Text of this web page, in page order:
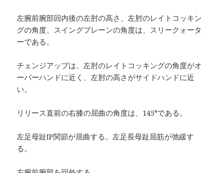
左腕前腕部回内後の左肘の高さ、左肘のレイトコッキン
グの角度、スイングプレーンの角度は、スリークォータ
ーである。
チェンジアップは、左肘のレイトコッキングの角度がオ
ーバーハンドに近く、左肘の高さがサイドハンドに近
い。
リリース直前の右膝の屈曲の角度は、145°である。
左足母趾IP関節が屈曲する。左足長母趾屈筋が弛緩す
る。